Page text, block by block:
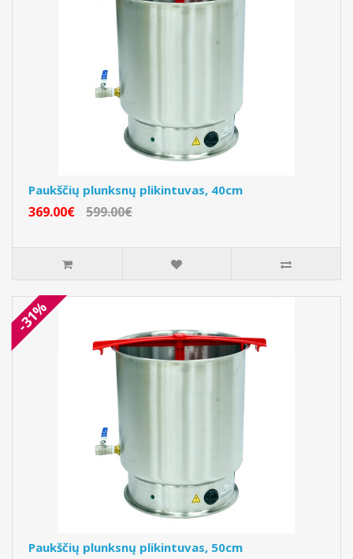
Paukščių plunksnų plikintuvas, 40cm
369.00€ 599.00€
-31%
Paukščių plunksnų plikintuvas, 50cm